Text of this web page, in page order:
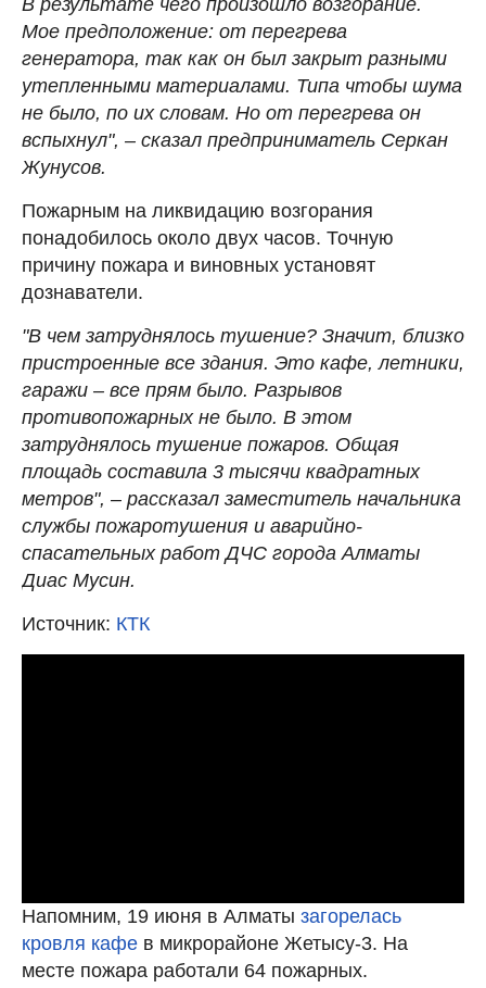
Мое предположение: от перегрева
генератора, так как он был закрыт разными
утепленными материалами. Типа чтобы шума
не было, по их словам. Но от перегрева он
вспыхнул", – сказал предприниматель Серкан
Жунусов.
Пожарным на ликвидацию возгорания
понадобилось около двух часов. Точную
причину пожара и виновных установят
дознаватели.
"В чем затруднялось тушение? Значит, близко
пристроенные все здания. Это кафе, летники,
гаражи – все прям было. Разрывов
противопожарных не было. В этом
затруднялось тушение пожаров. Общая
площадь составила 3 тысячи квадратных
метров", – рассказал заместитель начальника
службы пожаротушения и аварийно-
спасательных работ ДЧС города Алматы
Диас Мусин.
Источник: КТК
Напомним, 19 июня в Алматы загорелась
кровля кафе в микрорайоне Жетысу-3. На
месте пожара работали 64 пожарных.